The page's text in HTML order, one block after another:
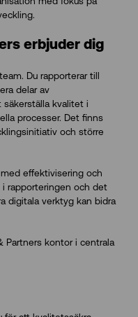
erbjuder dig
Du rapporterar till
delar av
kvalitet i
processer. Det finns
och större
effektivisering och
i rapporteringen och det
digitala verktyg kan bidra
Partners kontor i centrala